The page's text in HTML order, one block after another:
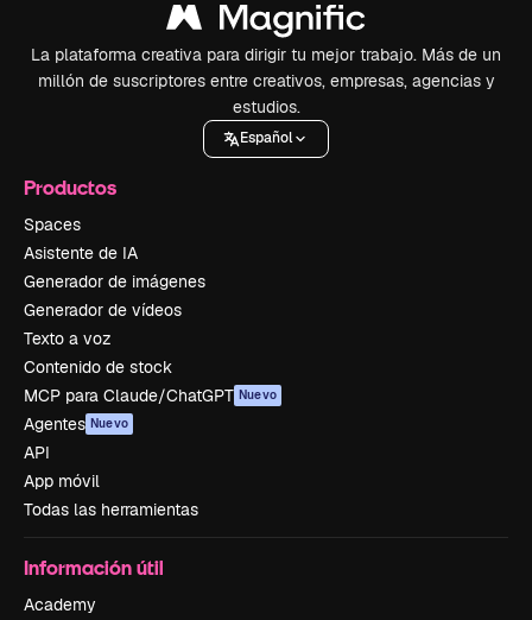
La plataforma creativa para dirigir tu mejor trabajo. Más de un
millón de suscriptores entre creativos, empresas, agencias y
estudios.
Español
Productos
Spaces
Asistente de IA
Generador de imágenes
Generador de vídeos
Texto a voz
Contenido de stock
MCP para Claude/ChatGPT Nuevo
Agentes Nuevo
API
App móvil
Todas las herramientas
Información útil
Academy